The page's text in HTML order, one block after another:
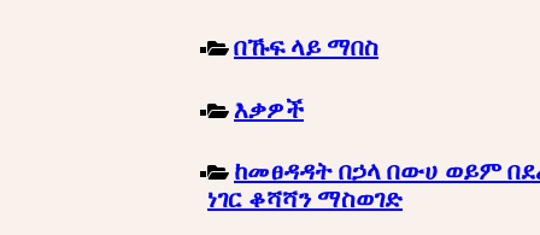
በኹፍ ላይ ማበስ
እቃዎች
ከመፀዳዳት በኃላ በውሀ ወይም
ነገር ቆሻሻን ማስወገድ